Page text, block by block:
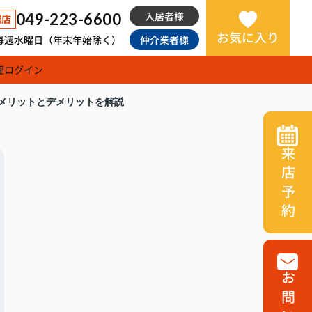
049-223-6600
水曜日（年末年始除く）
入居者様
仲介業者様
お気に入り
ログイン
リットとデメリットを解説
来店予約